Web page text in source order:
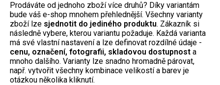
Prodáváte od jednoho zboží více druhů? Díky variantám
bude váš e-shop mnohem přehlednější. Všechny varianty
zboží lze sjednotit do jediného produktu. Zákazník si
následně vybere, kterou variantu požaduje. Každá varianta
má své vlastní nastavení a lze definovat rozdílné údaje -
cenu, označení, fotografii, skladovou dostupnost a
mnoho dalšího. Varianty lze snadno hromadně párovat,
např. vytvořit všechny kombinace velikostí a barev je
otázkou několika kliknutí.